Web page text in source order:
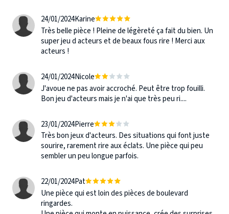
24/01/2024Karine
Très belle pièce ! Pleine de légèreté ça fait du bien. Un
super jeu d acteurs et de beaux fous rire ! Merci aux
acteurs !
24/01/2024Nicole
J'avoue ne pas avoir accroché. Peut être trop fouilli.
Bon jeu d'acteurs mais je n'ai que très peu ri....
23/01/2024Pierre
Très bon jeux d'acteurs. Des situations qui font juste
sourire, rarement rire aux éclats. Une pièce qui peu
sembler un peu longue parfois.
22/01/2024Pat
Une pièce qui est loin des pièces de boulevard
ringardes.